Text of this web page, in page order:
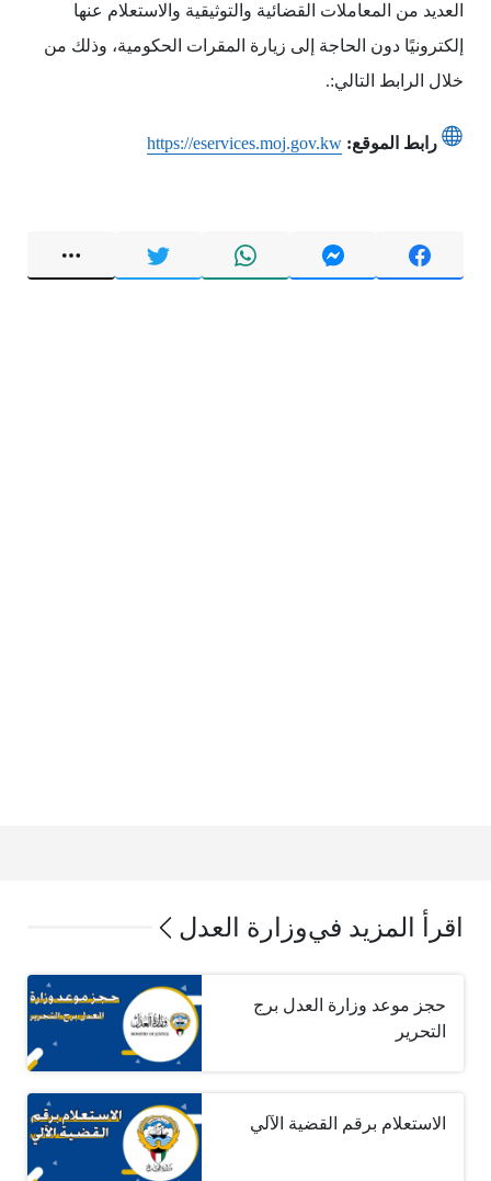
العديد من المعاملات القضائية والتوثيقية والاستعلام عنها
إلكترونيًا دون الحاجة إلى زيارة المقرات الحكومية، وذلك من
خلال الرابط التالي:.
رابط الموقع: https://eservices.moj.gov.kw
اقرأ المزيد فيوزارة العدل
حجز موعد وزارة العدل برج
التحرير
الاستعلام برقم القضية الآلي